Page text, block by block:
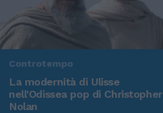
Controtempo
La modernità di Ulisse
nell'Odissea pop di Christopher
Nolan